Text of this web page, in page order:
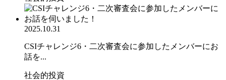
2025.10.31
CSIチャレンジ6・二次審査会に参加したメンバーにお
話を...
社会的投資